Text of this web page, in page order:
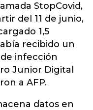
StopCovid,
del 11 de junio,
1,5
recibido un
infección
Junior Digital
a AFP.
datos en